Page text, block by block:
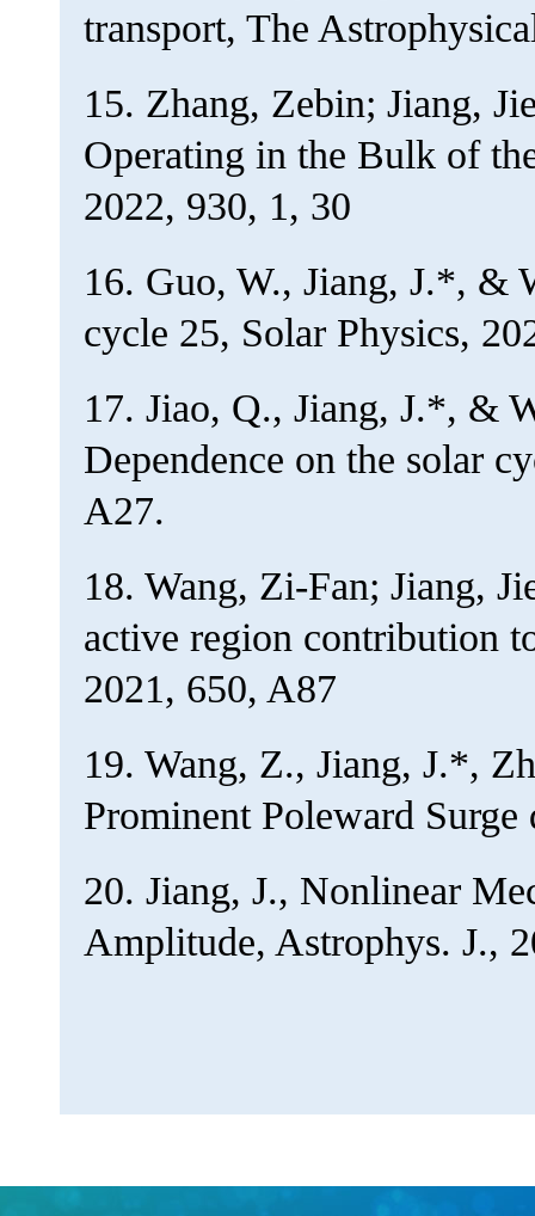
transport, The
15. Zhang, Zebin; Jiang,
Operating in the Bulk of
2022, 930, 1, 30
16. Guo, W., Jiang, J.*, &
cycle 25, Solar Physics,
17. Jiao, Q., Jiang, J.*, &
Dependence on the solar
A27.
18. Wang, Zi-Fan; Jiang,
active region contribution
2021, 650, A87
19. Wang, Z., Jiang, J.*,
Prominent Poleward
20. Jiang, J., Nonlinear
Amplitude, Astrophys. J.,